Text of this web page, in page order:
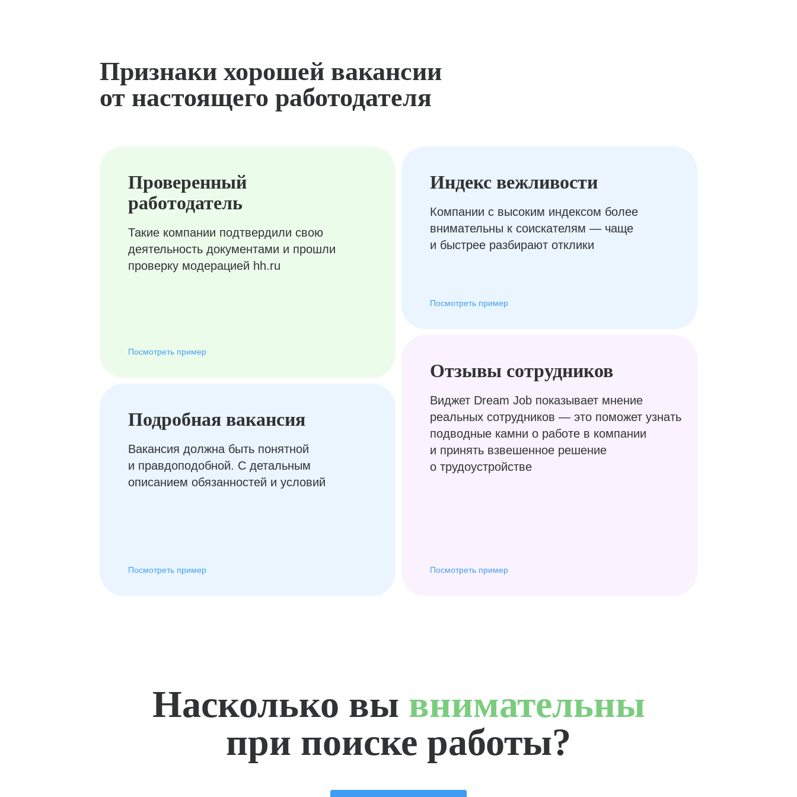
Признаки хорошей вакансии
от настоящего работодателя
Проверенный
работодатель
Такие компании подтвердили свою
деятельность документами и прошли
проверку модерацией hh.ru
Посмотреть пример
Подробная вакансия
Вакансия должна быть понятной
и правдоподобной. С детальным
описанием обязанностей и условий
Посмотреть пример
Отзывы сотрудников
Виджет Dream Job показывает мнение
реальных сотрудников — это поможет узнать
подводные камни о работе в компании
и принять взвешенное решение
о трудоустройстве
Посмотреть пример
Индекс вежливости
Компании с высоким индексом более
внимательны к соискателям — чаще
и быстрее разбирают отклики
Посмотреть пример
Насколько вы внимательны
при поиске работы?